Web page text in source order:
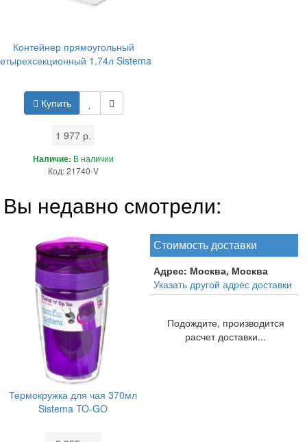
Контейнер прямоугольный
1,74л Sistema
Купить
1 977 р.
Наличие: В наличии
Код: 21740-V
Вы недавно смотрели:
Термокружка для чая 370мл
Sistema TO-GO
Стоимость доставки
Адрес: Москва, Москва
Указать другой адрес доставки
Подождите, производится
расчет доставки...